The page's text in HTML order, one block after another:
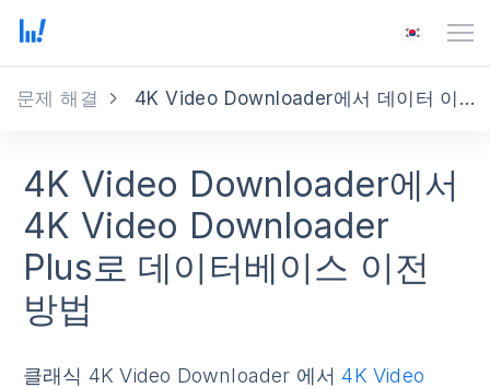
문제 해결 4K Video Downloader에서 데이터 이동 방법
4K Video Downloader에서
4K Video Downloader
Plus로 데이터베이스 이전
방법
클래식 4K Video Downloader 에서4K Video